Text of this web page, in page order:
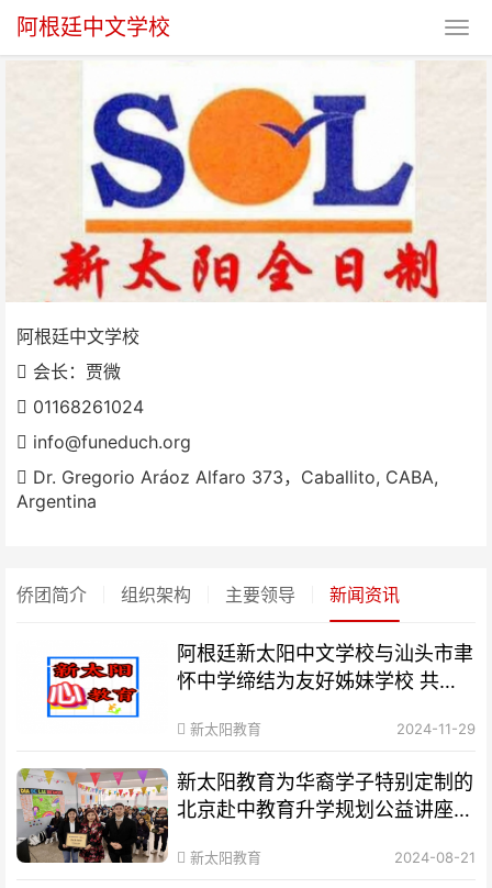
阿根廷中文学校
阿根廷中文学校
会长：贾微
01168261024
info@funeduch.org
Dr. Gregorio Aráoz Alfaro 373，Caballito, CABA,
Argentina
侨团简介 组织架构 主要领导 新闻资讯
阿根廷中文学校
阿根廷新太阳中文学校与汕头市聿
怀中学缔结为友好姊妹学校 共同
新太阳教育 2024-11-29
新太阳教育为华裔学子特别定制的
北京赴中教育升学规划公益讲座圆
新太阳教育 2024-08-21